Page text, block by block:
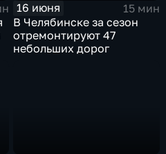
16 июня
15 мин
В Челябинске за сезон
отремонтируют 47
небольших дорог